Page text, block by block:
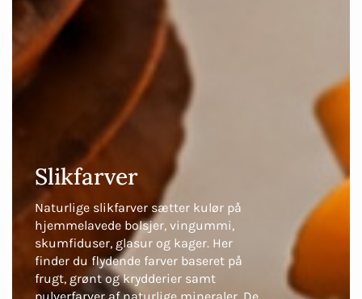
Slikfarver
Naturlige slikfarver sætter kulør på
hjemmelavede bolsjer, vingummi,
skumfiduser, glasur og kager. Her
finder du flydende farver baseret på
frugt, grønt og krydderier samt